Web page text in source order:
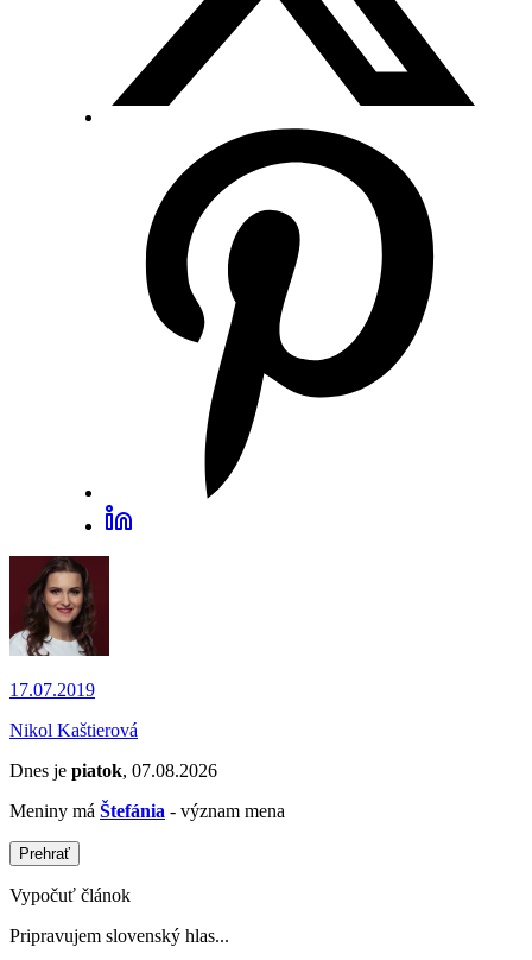
17.07.2019
Nikol Kaštierová
Dnes je piatok, 07.08.2026
Meniny má Štefánia - význam mena
Prehrať
Vypočuť článok
Pripravujem slovenský hlas...